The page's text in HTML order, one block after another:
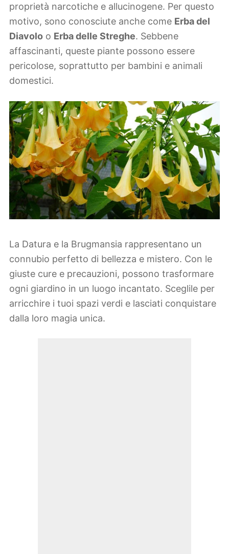
proprietà narcotiche e allucinogene. Per questo
motivo, sono conosciute anche come Erba del
Diavolo o Erba delle Streghe. Sebbene
affascinanti, queste piante possono essere
pericolose, soprattutto per bambini e animali
domestici.
La Datura e la Brugmansia rappresentano un
connubio perfetto di bellezza e mistero. Con le
giuste cure e precauzioni, possono trasformare
ogni giardino in un luogo incantato. Sceglile per
arricchire i tuoi spazi verdi e lasciati conquistare
dalla loro magia unica.